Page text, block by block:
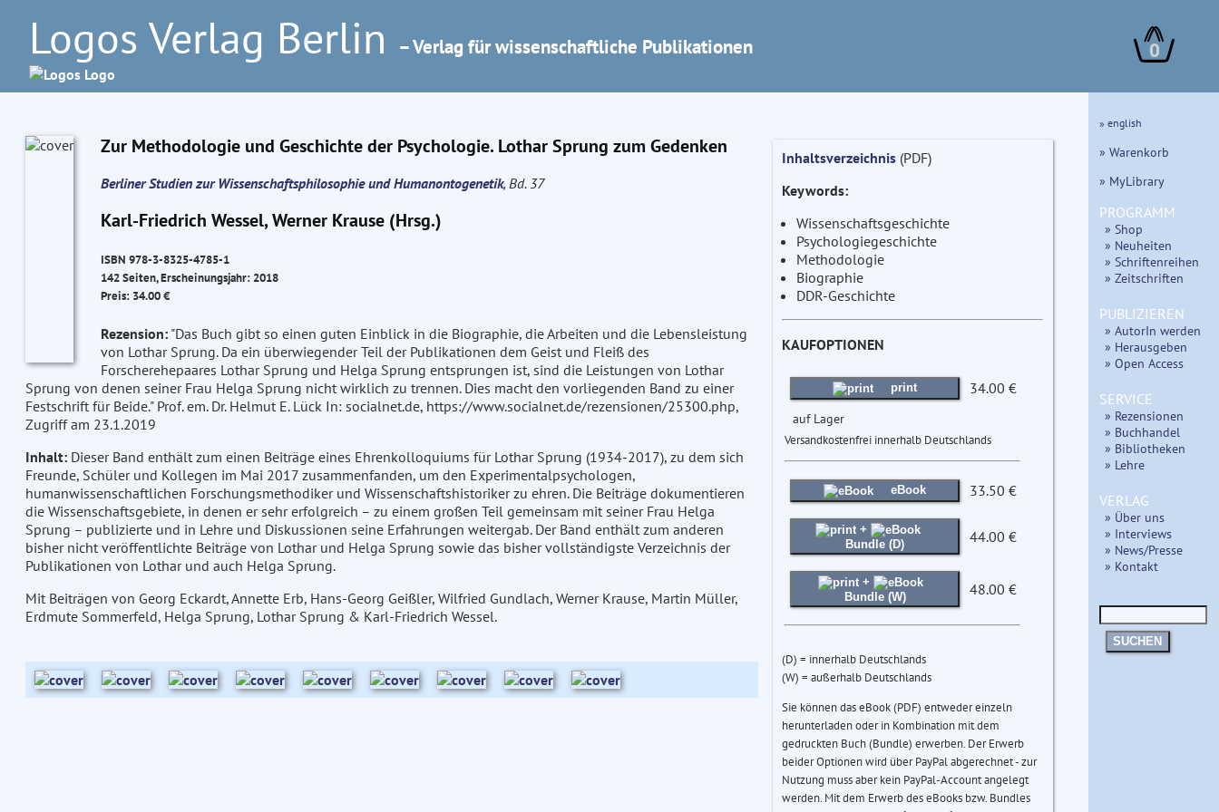
Logos Verlag Berlin – Verlag für wissenschaftliche Publikationen 0
Zur Methodologie und Geschichte der Psychologie. Lothar Sprung zum Gedenken
Berliner Studien zur Wissenschaftsphilosophie und Humanontogenetik, Bd. 37
Karl-Friedrich Wessel, Werner Krause (Hrsg.)
ISBN 978-3-8325-4785-1
142 Seiten, Erscheinungsjahr: 2018
Preis: 34.00 €
Rezension:"Das Buch gibt so einen guten Einblick in die Biographie, die Arbeiten und die Lebensleistung
von Lothar Sprung. Da ein überwiegender Teil der Publikationen dem Geist und Fleiß des
Forscherehepaares Lothar Sprung und Helga Sprung entsprungen ist, sind die Leistungen von Lothar
Sprung von denen seiner Frau Helga Sprung nicht wirklich zu trennen. Dies macht den vorliegenden Band zu einer
Festschrift für Beide." Prof. em. Dr. Helmut E. Lück In: socialnet.de, https://www.socialnet.de/rezensionen/25300.php,
Zugriff am 23.1.2019
Inhalt:Dieser Band enthält zum einen Beiträge eines Ehrenkolloquiums für Lothar Sprung (1934-2017), zu dem sich
Freunde, Schüler und Kollegen im Mai 2017 zusammenfanden, um den Experimentalpsychologen,
humanwissenschaftlichen Forschungsmethodiker und Wissenschaftshistoriker zu ehren. Die Beiträge dokumentieren
die Wissenschaftsgebiete, in denen er sehr erfolgreich – zu einem großen Teil gemeinsam mit seiner Frau Helga
Sprung – publizierte und in Lehre und Diskussionen seine Erfahrungen weitergab. Der Band enthält zum anderen
bisher nicht veröffentlichte Beiträge von Lothar und Helga Sprung sowie das bisher vollständigste Verzeichnis der
Publikationen von Lothar und auch Helga Sprung.
Mit Beiträgen von Georg Eckardt, Annette Erb, Hans-Georg Geißler, Wilfried Gundlach, Werner Krause, Martin Müller,
Erdmute Sommerfeld, Helga Sprung, Lothar Sprung & Karl-Friedrich Wessel.
Inhaltsverzeichnis(PDF)
Keywords:
Wissenschaftsgeschichte
Psychologiegeschichte
Methodologie
Biographie
DDR-Geschichte
KAUFOPTIONEN
print 34.00 €
auf Lager
Versandkostenfrei innerhalb Deutschlands
eBook 33.50 €
+
Bundle (D)
44.00 €
+
Bundle (W)
48.00 €
(D) = innerhalb Deutschlands
(W) = außerhalb Deutschlands
Sie können das eBook (PDF) entweder einzeln
herunterladen oder in Kombination mit dem
gedruckten Buch (Bundle) erwerben. Der Erwerb
beider Optionen wird über PayPal abgerechnet - zur
Nutzung muss aber kein PayPal-Account angelegt
werden. Mit dem Erwerb des eBooks bzw. Bundles
» english
» Warenkorb
» MyLibrary
PROGRAMM
» Shop
» Neuheiten
» Schriftenreihen
» Zeitschriften
PUBLIZIEREN
» AutorIn werden
» Herausgeben
» Open Access
SERVICE
» Rezensionen
» Buchhandel
» Bibliotheken
» Lehre
VERLAG
» Über uns
» Interviews
» News/Presse
» Kontakt
SUCHEN